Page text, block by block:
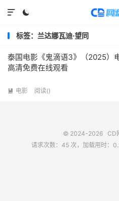


标签：兰达娜瓦迪·望同
泰国电影《鬼滴语3》（2025）
高清免费在线观看
 电影 阅读()
© 2024-2026 CD
请求次数：45 次，加载用时：